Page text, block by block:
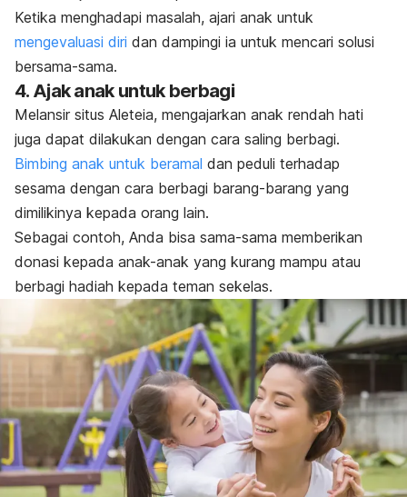
Ketika menghadapi masalah, ajari anak untuk
mengevaluasi diri dan dampingi ia untuk mencari solusi
bersama-sama.
4. Ajak anak untuk berbagi
Melansir situs Aleteia, mengajarkan anak rendah hati
juga dapat dilakukan dengan cara saling berbagi.
Bimbing anak untuk beramal dan peduli terhadap
sesama dengan cara berbagi barang-barang yang
dimilikinya kepada orang lain.
Sebagai contoh, Anda bisa sama-sama memberikan
donasi kepada anak-anak yang kurang mampu atau
berbagi hadiah kepada teman sekelas.